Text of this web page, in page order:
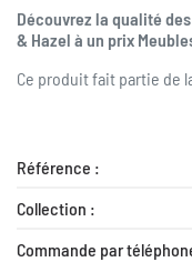
Découvrez la qualité
& Hazel à un prix
Ce produit fait partie de
Référence :
Collection :
Commande par